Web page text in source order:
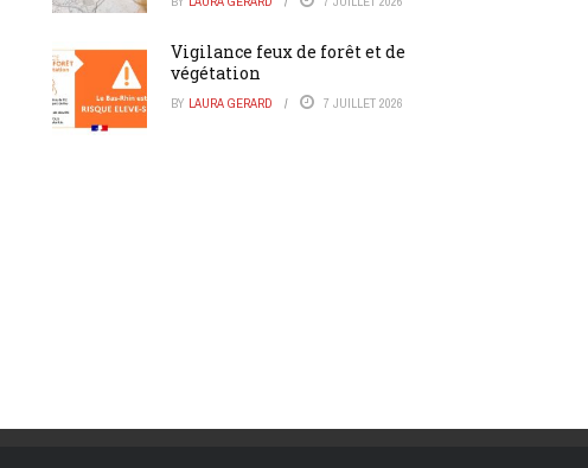
Vigilance feux de forêt et de
végétation
BY LAURA GERARD 7 JUILLET 2026